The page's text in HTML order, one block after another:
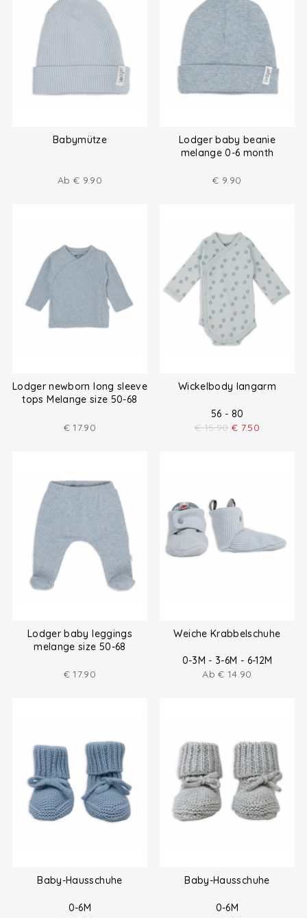
Babymütze
Ab € 9.90
Lodger baby beanie
melange 0-6 month
€ 9.90
Lodger newborn long sleeve
tops Melange size 50-68
€ 17.90
Wickelbody langarm
56 - 80
€ 15.90 € 7.50
Lodger baby leggings
melange size 50-68
€ 17.90
Weiche Krabbelschuhe
0-3M - 3-6M - 6-12M
Ab€ 14.90
Baby-Hausschuhe
0-6M
Baby-Hausschuhe
0-6M